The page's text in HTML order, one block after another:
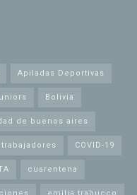
Apiladas Deportivas
Bolivia
de buenos aires
COVID-19
cuarentena
emilia trabucco